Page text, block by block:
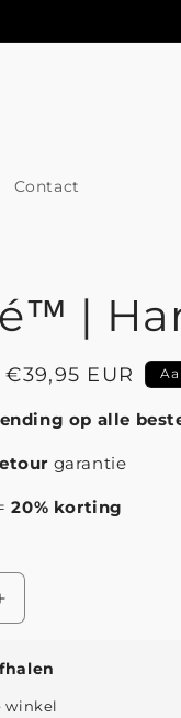
Contact
|
€39,95 EUR
op alle
garantie
20% korting
winkel